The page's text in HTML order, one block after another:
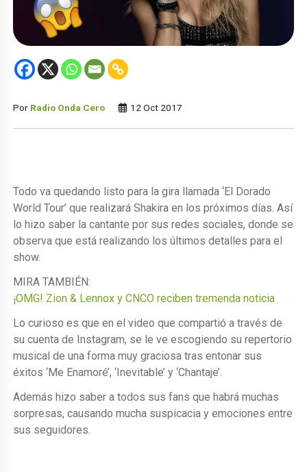
Por Radio Onda Cero 12 Oct 2017
Todo va quedando listo para la gira llamada ‘El Dorado
World Tour’ que realizará Shakira en los próximos días. Así
lo hizo saber la cantante por sus redes sociales, donde se
observa que está realizando los últimos detalles para el
show.
MIRA TAMBIÉN:
¡OMG! Zion & Lennox y CNCO reciben tremenda noticia
Lo curioso es que en el video que compartió a través de
su cuenta de Instagram, se le ve escogiendo su repertorio
musical de una forma muy graciosa tras entonar sus
éxitos ‘Me Enamoré’, ‘Inevitable’ y ‘Chantaje’.
Además hizo saber a todos sus fans que habrá muchas
sorpresas, causando mucha suspicacia y emociones entre
sus seguidores.